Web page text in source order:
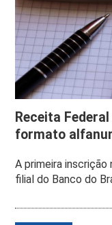
Receita
formato
A primeira
filial do Banco do